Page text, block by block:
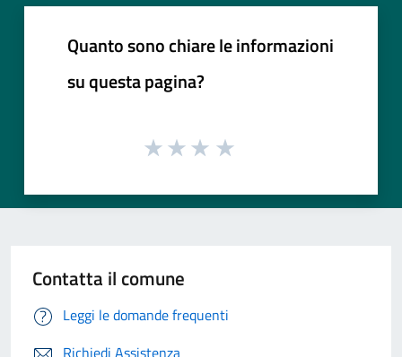
Quanto sono chiare le informazioni
su questa pagina?
Contatta il comune
Leggi le domande frequenti